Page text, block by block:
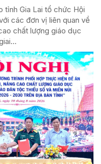
tỉnh Gia Lai tổ chức Hội
các đơn vị liên quan về
chất lượng giáo dục